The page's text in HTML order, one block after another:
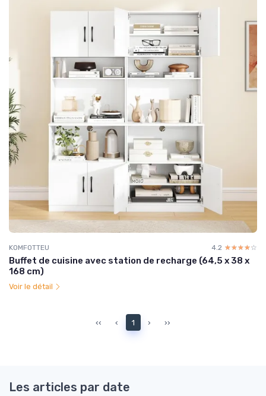
KOMFOTTEU 4.2 ☆☆☆☆☆
★★★★★
Buffet de cuisine avec station de recharge (64,5 x 38 x
168 cm)
Voir le détail
‹‹ ‹ 1 › ››
Les articles par date